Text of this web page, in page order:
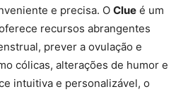
e precisa. O Clue é um
recursos abrangentes
prever a ovulação e
cólicas, alterações de humor e
intuitiva e personalizável, o